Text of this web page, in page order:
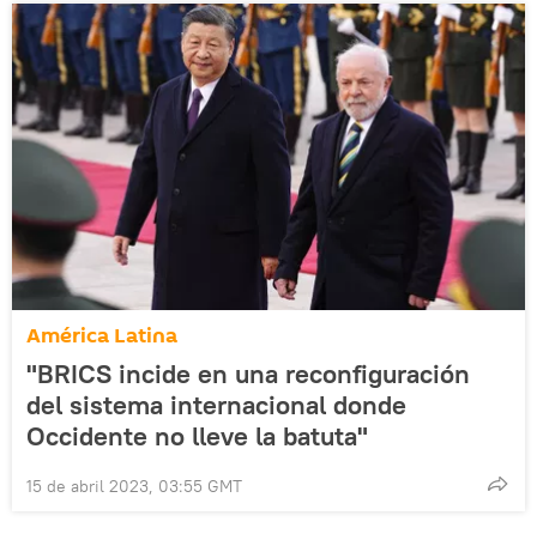
América Latina
"BRICS incide en una reconfiguración
del sistema internacional donde
Occidente no lleve la batuta"
15 de abril 2023, 03:55 GMT